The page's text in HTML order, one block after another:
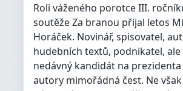
Roli váženého porotce III.
soutěže Za branou přijal letos
Horáček. Novinář, spisovatel,
hudebních textů, podnikatel, ale
nedávný kandidát na prezidenta
autory mimořádná čest. Ne